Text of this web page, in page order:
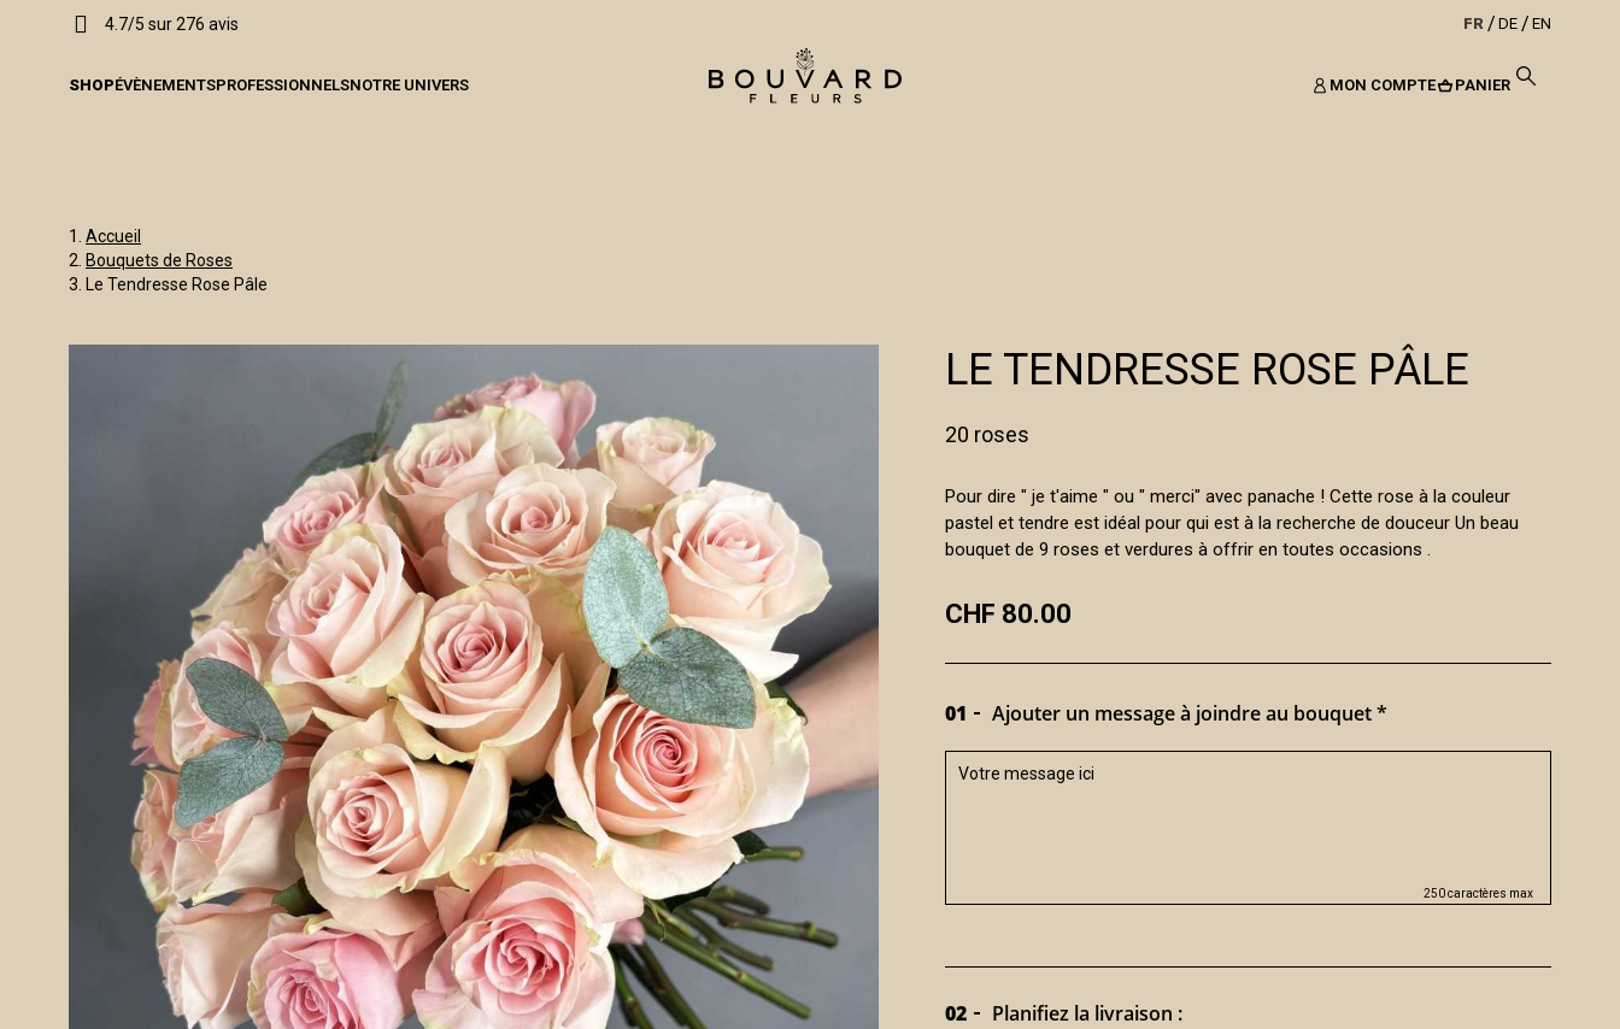
4.7/5 sur 276 avis FR DE EN
SHOPÉVÈNEMENTSPROFESSIONNELSNOTRE UNIVERS MON COMPTE PANIER
Accueil
Bouquets de Roses
Le Tendresse Rose Pâle
LE TENDRESSE ROSE PÂLE
20 roses
Pour dire " je t'aime " ou " merci" avec panache ! Cette rose à la couleur
pastel et tendre est idéal pour qui est à la recherche de douceur Un beau
bouquet de 9 roses et verdures à offrir en toutes occasions .
CHF 80.00
01 Ajouter un message à joindre au bouquet *
250 caractères max
02 Planifiez la livraison :